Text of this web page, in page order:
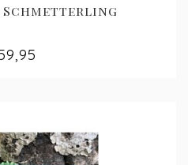
Schmetterling